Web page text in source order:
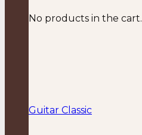
No products in the cart.
Guitar Classic